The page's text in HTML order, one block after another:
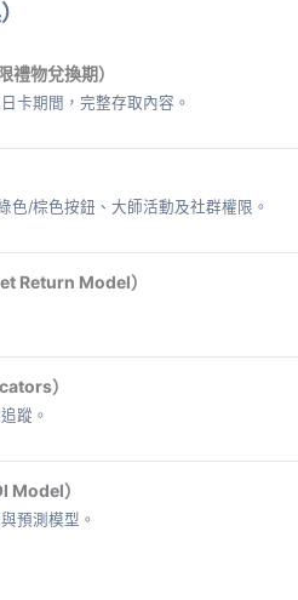
禮物兌換期）
卡期間，完整存取內容。
色/棕色按鈕、大師活動及社群權限。
Return Model）
）
蹤。
Model）
預測模型。